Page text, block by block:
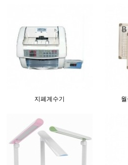
지폐계수기